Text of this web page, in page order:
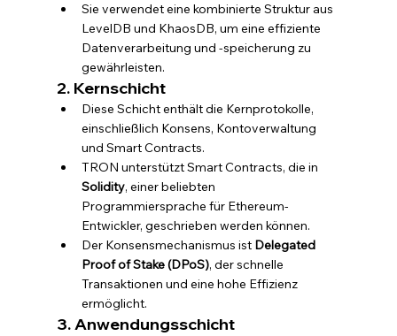
Sie verwendet eine kombinierte Struktur aus
LevelDB und KhaosDB, um eine effiziente
Datenverarbeitung und -speicherung zu
gewährleisten.
2. Kernschicht
Diese Schicht enthält die Kernprotokolle,
einschließlich Konsens, Kontoverwaltung
und Smart Contracts.
TRON unterstützt Smart Contracts, die in
Solidity, einer beliebten
Programmiersprache für Ethereum-
Entwickler, geschrieben werden können.
Der Konsensmechanismus ist Delegated
Proof of Stake (DPoS), der schnelle
Transaktionen und eine hohe Effizienz
ermöglicht.
3. Anwendungsschicht